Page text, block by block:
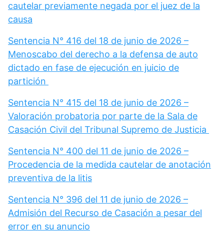
cautelar previamente negada por el juez de la
causa
Sentencia N° 416 del 18 de junio de 2026 –
Menoscabo del derecho a la defensa de auto
dictado en fase de ejecución en juicio de
partición
Sentencia N° 415 del 18 de junio de 2026 –
Valoración probatoria por parte de la Sala de
Casación Civil del Tribunal Supremo de Justicia
Sentencia N° 400 del 11 de junio de 2026 –
Procedencia de la medida cautelar de anotación
preventiva de la litis
Sentencia N° 396 del 11 de junio de 2026 –
Admisión del Recurso de Casación a pesar del
error en su anuncio